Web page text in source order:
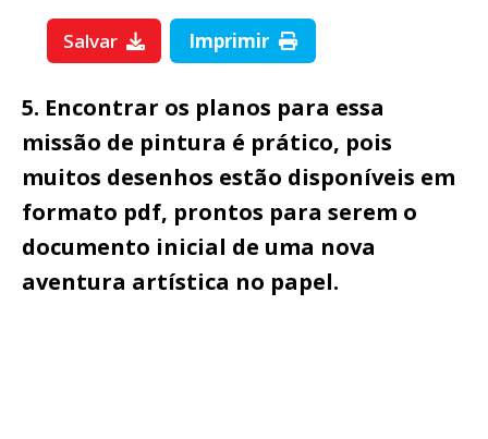
Salvar Imprimir
5. Encontrar os planos para essa
missão de pintura é prático, pois
muitos desenhos estão disponíveis em
formato pdf, prontos para serem o
documento inicial de uma nova
aventura artística no papel.